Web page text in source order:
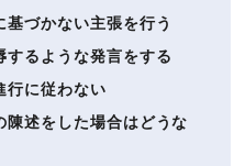
づかない主張を行う
するような発言をする
行に従わない
述をした場合はどうな